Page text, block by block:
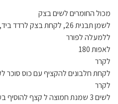
מכול החומרים לשים בצק
לשמן תבנית 26, לקחת בצק
ללמעלה לפורר
לאפות 180
לקרר
לקרר
לשים 3 שמנת חמוצה ל קצף להוסיף בעדינות גם את המרגרינה